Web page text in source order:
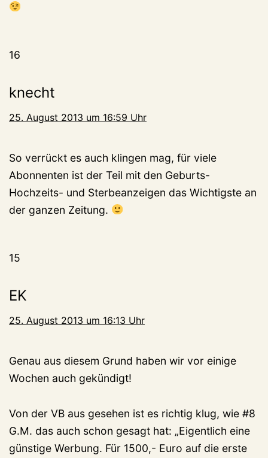
16
knecht
25. August 2013 um 16:59 Uhr
So verrückt es auch klingen mag, für viele
Abonnenten ist der Teil mit den Geburts-
Hochzeits- und Sterbeanzeigen das Wichtigste an
der ganzen Zeitung.
15
EK
25. August 2013 um 16:13 Uhr
Genau aus diesem Grund haben wir vor einige
Wochen auch gekündigt!
Von der VB aus gesehen ist es richtig klug, wie #8
G.M. das auch schon gesagt hat: „Eigentlich eine
günstige Werbung. Für 1500,- Euro auf die erste